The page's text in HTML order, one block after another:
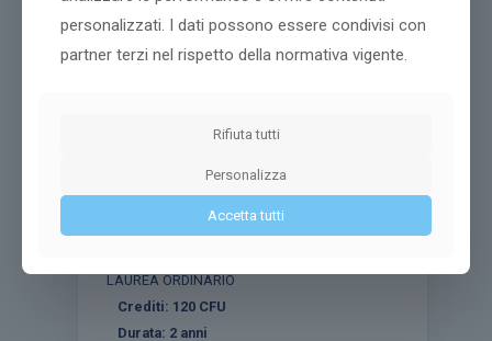
Psicologia [LM-51]
Classe di Laurea
LM-51 – Psicologia
LAUREA ORDINARIO
Crediti: 120 CFU
Durata: 2 anni
personalizzati. I dati possono essere condivisi con
partner terzi nel rispetto della normativa vigente.
Rifiuta tutti
Personalizza
Accetta tutti